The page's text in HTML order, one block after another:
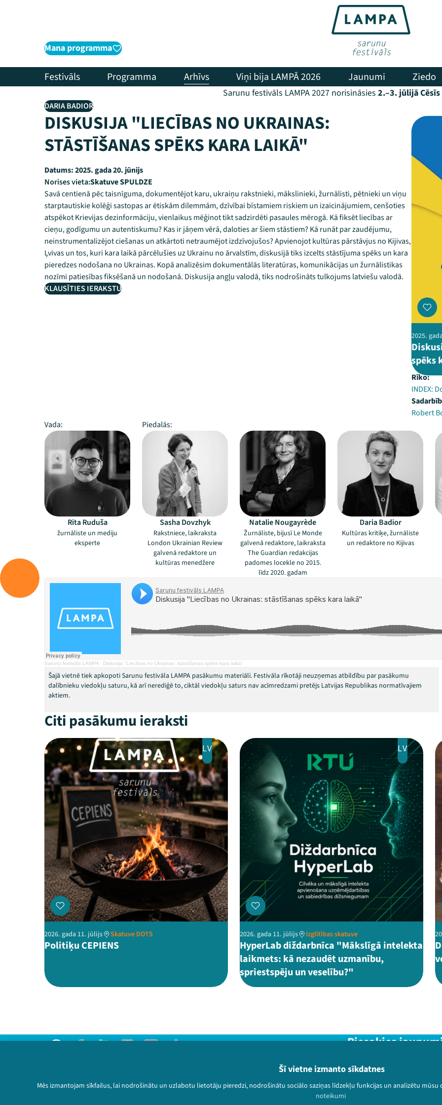
Šī vietne izmanto sīkdatnes
Mēs izmantojam sīkfailus, lai nodrošinātu un uzlabotu lietotāju pieredzi, nodrošinātu sociālo saziņas līdzekļu funkcijas un analizētu
noteikumi
Mana programma
Festivāls Programma Arhīvs Viņi bija LAMPĀ 2026 Jaunumi Ziedo
Sarunu festivāls LAMPA 2027 norisināsies 2.–3. jūlijā Cēsīs
DARIA BADIOR
DISKUSIJA "LIECĪBAS NO UKRAINAS:
STĀSTĪŠANAS SPĒKS KARA LAIKĀ"
Datums:2025. gada 20. jūnijs
Norises vieta:Skatuve SPULDZE
Savā centienā pēc taisnīguma, dokumentējot karu, ukraiņu rakstnieki, mākslinieki, žurnālisti, pētnieki un viņu
starptautiskie kolēģi sastopas ar ētiskām dilemmām, dzīvībai bīstamiem riskiem un izaicinājumiem, cenšoties
atspēkot Krievijas dezinformāciju, vienlaikus mēģinot tikt sadzirdēti pasaules mērogā. Kā fiksēt liecības ar
cieņu, godīgumu un autentiskumu? Kas ir jāņem vērā, daloties ar šiem stāstiem? Kā runāt par zaudējumu,
neinstrumentalizējot ciešanas un atkārtoti netraumējot izdzīvojušos? Apvienojot kultūras pārstāvjus no Kijivas,
Ļvivas un tos, kuri kara laikā pārcēlušies uz Ukrainu no ārvalstīm, diskusijā tiks izcelts stāstījuma spēks un kara
pieredzes nodošana no Ukrainas. Kopā analizēsim dokumentālās literatūras, komunikācijas un žurnālistikas
nozīmi patiesības fiksēšanā un nodošanā. Diskusija angļu valodā, tiks nodrošināts tulkojums latviešu valodā.
KLAUSĪTIES IERAKSTU
2025.
spēks
Rīko:
INDEX:
Robert
Vada:
Piedalās:
Rita Ruduša
žurnāliste un mediju
eksperte
Sasha Dovzhyk
Rakstniece, laikraksta
London Ukrainian Review
galvenā redaktore un
kultūras menedžere
Natalie Nougayrède
Žurnāliste, bijusī Le Monde
galvenā redaktore, laikraksta
The Guardian redakcijas
padomes locekle no 2015.
līdz 2020. gadam
Daria Badior
Kultūras kritiķe, žurnāliste
un redaktore no Kijivas
Sarunu festivāls LAMPA · Diskusija "Liecības no Ukrainas: stāstīšanas spēks kara laikā"
Šajā vietnē tiek apkopoti Sarunu festivāla LAMPA pasākumu materiāli. Festivāla rīkotāji neuzņemas atbildību par pasākumu
dalībnieku viedokļu saturu, kā arī nerediģē to, ciktāl viedokļu saturs nav acīmredzami pretējs Latvijas Republikas normatīvajiem
aktiem.
Citi pasākumu ieraksti
LV
2026. gada 11. jūlijs Skatuve DOTS
Politiķu CEPIENS
LV
2026. gada 11. jūlijs Izglītības skatuve
HyperLab diždarbnīca "Mākslīgā intelekta
laikmets: kā nezaudēt uzmanību,
spriestspēju un veselību?"
Privātuma politika
Lietošanas noteikumi un sīkdatņu politika
Piesakies
Nepalaid garām aktuālāko